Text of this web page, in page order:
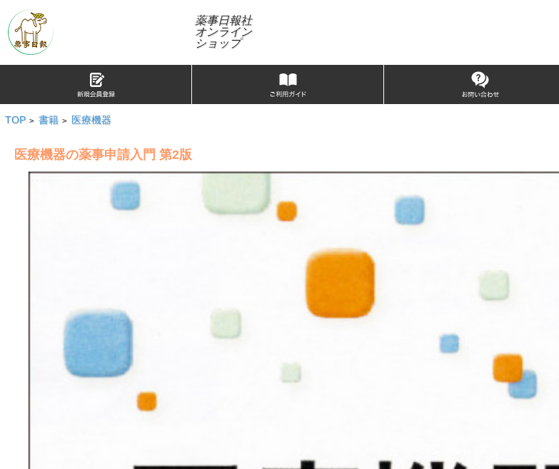
薬事日報社
オンライン
ショップ
TOP > 書籍 > 医療機器
医療機器の薬事申請入門 第2版